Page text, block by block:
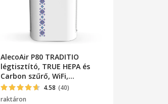
AlecoAir P80 TRADITIO
légtisztító, TRUE HEPA és
Carbon szűrő, WiFi,
Multiszenzor, PM1, PM2.5,
PM10, CO2, TVOC, Plazma
4.58 (40)
raktáron